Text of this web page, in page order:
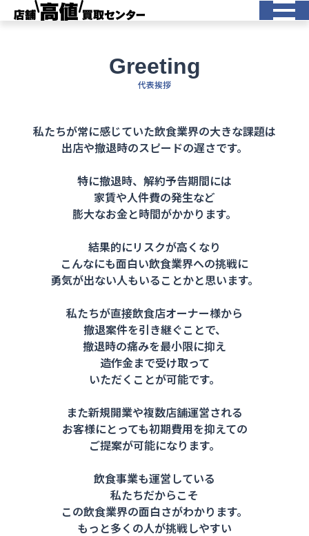
Greeting
代表挨拶
私たちが常に感じていた飲食業界の大きな課題は
出店や撤退時のスピードの遅さです。
特に撤退時、解約予告期間には
家賃や人件費の発生など
膨大なお金と時間がかかります。
結果的にリスクが高くなり
こんなにも面白い飲食業界への挑戦に
勇気が出ない人もいることかと思います。
私たちが直接飲食店オーナー様から
撤退案件を引き継ぐことで、
撤退時の痛みを最小限に抑え
造作金まで受け取って
いただくことが可能です。
また新規開業や複数店舗運営される
お客様にとっても初期費用を抑えての
ご提案が可能になります。
飲食事業も運営している
私たちだからこそ
この飲食業界の面白さがわかります。
もっと多くの人が挑戦しやすい